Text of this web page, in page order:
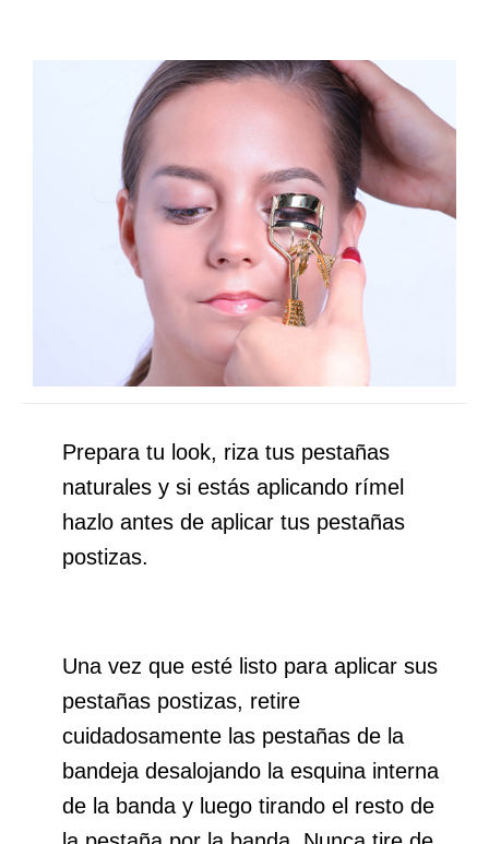
Prepara tu look, riza tus pestañas
naturales y si estás aplicando rímel
hazlo antes de aplicar tus pestañas
postizas.
Una vez que esté listo para aplicar sus
pestañas postizas, retire
cuidadosamente las pestañas de la
bandeja desalojando la esquina interna
de la banda y luego tirando el resto de